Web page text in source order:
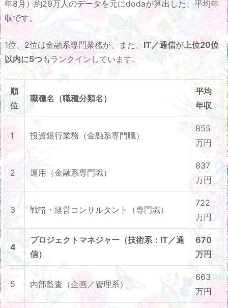
年8月）約29万人のデータを元にdodaが算出した、平均年
収です。
1位、2位は金融系専門業務が、また、 IT／通信が上位20位
以内に5つもランクインしています。
順
位
職種名（職種分類名）
平均
年収
1 投資銀行業務（金融系専門職）
855
万円
2 運用（金融系専門職）
837
万円
3 戦略・経営コンサルタント（専門職）
722
万円
4
プロジェクトマネジャー（技術系：IT／通
信）
670
万円
5 内部監査（企画／管理系）
663
万円